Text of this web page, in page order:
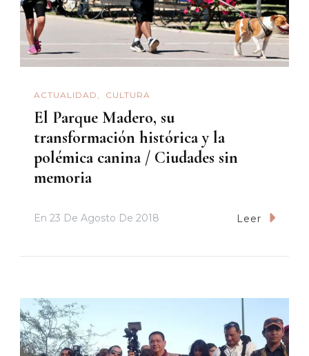
ACTUALIDAD CULTURA
El Parque Madero, su
transformación histórica y la
polémica canina / Ciudades sin
memoria
En 23 De Agosto De 2018 Leer